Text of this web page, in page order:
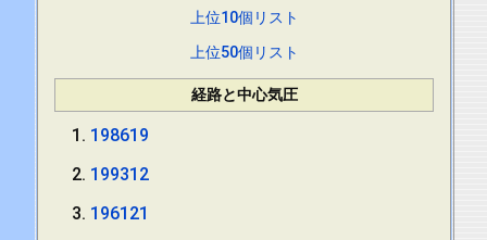
上位10個リスト
上位50個リスト
経路と中心気圧
198619
199312
196121